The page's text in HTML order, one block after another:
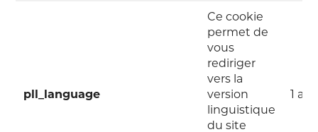
pll_language
Ce cookie
permet de
vous
rediriger
vers la
version
linguistique
du site
1